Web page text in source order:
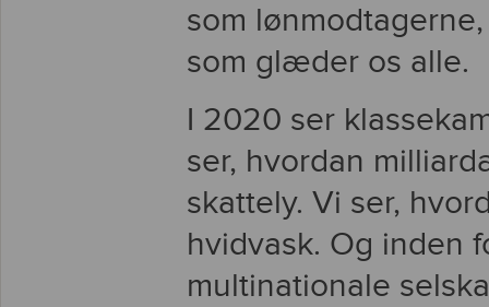
som
som glæder os alle.
I 2020 ser
ser, hvordan
skattely. Vi ser,
hvidvask. Og inden
multinationale